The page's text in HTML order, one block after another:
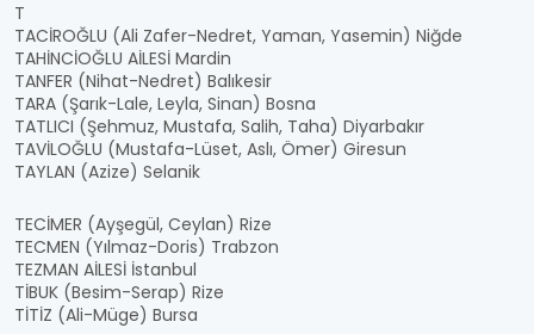
T
TACİROĞLU (Ali Zafer-Nedret, Yaman, Yasemin) Niğde
TAHİNCİOĞLU AİLESİ Mardin
TANFER (Nihat-Nedret) Balıkesir
TARA (Şarık-Lale, Leyla, Sinan) Bosna
TATLICI (Şehmuz, Mustafa, Salih, Taha) Diyarbakır
TAVİLOĞLU (Mustafa-Lüset, Aslı, Ömer) Giresun
TAYLAN (Azize) Selanik
TECİMER (Ayşegül, Ceylan) Rize
TECMEN (Yılmaz-Doris) Trabzon
TEZMAN AİLESİ İstanbul
TİBUK (Besim-Serap) Rize
TİTİZ (Ali-Müge) Bursa